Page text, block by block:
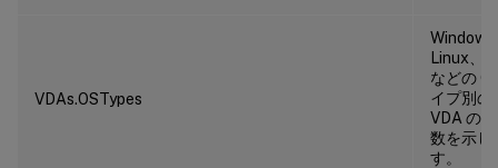
VDAs.OSTypes
Windows
Linux、
などの
イプ別の
VDA の
数を示し
す。